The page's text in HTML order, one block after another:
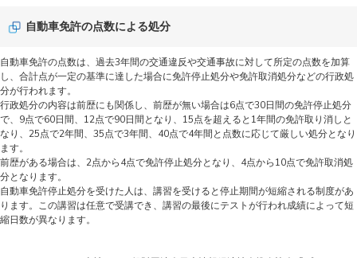
自動車免許の点数による処分
自動車免許の点数は、過去3年間の交通違反や交通事故に対して所定の点数を加算
し、合計点が一定の基準に達した場合に免許停止処分や免許取消処分などの行政処
分が行われます。
行政処分の内容は前歴にも関係し、前歴が無い場合は6点で30日間の免許停止処分
で、9点で60日間、12点で90日間となり、15点を超えると1年間の免許取り消しと
なり、25点で2年間、35点で3年間、40点で4年間と点数に応じて厳しい処分となり
ます。
前歴がある場合は、2点から4点で免許停止処分となり、4点から10点で免許取消処
分となります。
自動車免許停止処分を受けた人は、講習を受けると停止期間が短縮される制度があ
ります。この講習は任意で受講でき、講習の最後にテストが行われ成績によって短
縮日数が異なります。